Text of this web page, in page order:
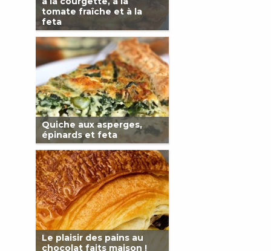
tomate fraîche et à la
feta
Quiche aux asperges,
épinards et feta
Le plaisir des pains au
chocolat faits maison !